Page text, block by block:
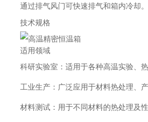
通过排气风门可快速排气和箱内冷却。
技术规格
适用领域
科研实验室：适用于各种高温实验、
工业生产：广泛应用于材料热处理、
材料测试：用于不同材料的热处理及性